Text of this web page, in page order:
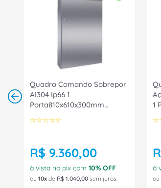
Quadro Comando Sobrepor
AI304 Ip66 1
Porta810x610x300mm
1312600 Rittal
☆☆☆☆☆
R$ 9.360,00
à vista no pix com 10% OFF
ou 10 de R$ 1.040,00 sem juros
1
☆
à
ou